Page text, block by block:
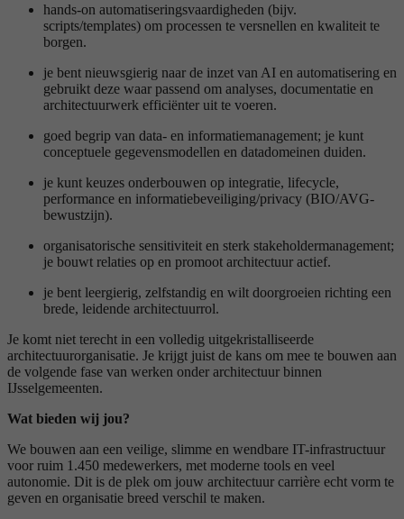
hands-on automatiseringsvaardigheden (bijv.
scripts/templates) om processen te versnellen en kwaliteit te
borgen.
je bent nieuwsgierig naar de inzet van AI en automatisering en
gebruikt deze waar passend om analyses, documentatie en
architectuurwerk efficiënter uit te voeren.
goed begrip van data- en informatiemanagement; je kunt
conceptuele gegevensmodellen en datadomeinen duiden.
je kunt keuzes onderbouwen op integratie, lifecycle,
performance en informatiebeveiliging/privacy (BIO/AVG-
bewustzijn).
organisatorische sensitiviteit en sterk stakeholdermanagement;
je bouwt relaties op en promoot architectuur actief.
je bent leergierig, zelfstandig en wilt doorgroeien richting een
brede, leidende architectuurrol.
Je komt niet terecht in een volledig uitgekristalliseerde
architectuurorganisatie. Je krijgt juist de kans om mee te bouwen aan
de volgende fase van werken onder architectuur binnen
IJsselgemeenten.
Wat bieden wij jou?
We bouwen aan een veilige, slimme en wendbare IT-infrastructuur
voor ruim 1.450 medewerkers, met moderne tools en veel
autonomie. Dit is de plek om jouw architectuur carrière echt vorm te
geven en organisatie breed verschil te maken.